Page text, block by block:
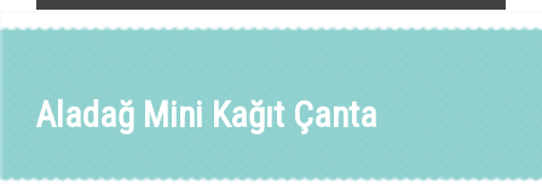
Aladağ Mini Kağıt Çanta